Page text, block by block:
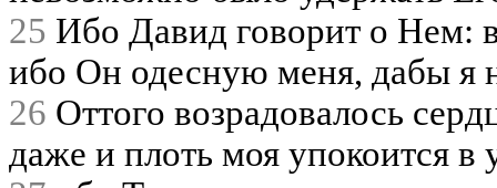
25 Ибо Давид говорит о Нем:
ибо Он одесную меня, дабы я
26 Оттого возрадовалось
даже и плоть моя упокоится в